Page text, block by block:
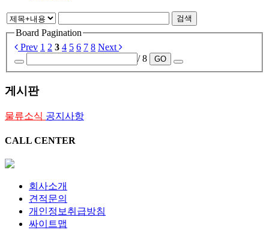
검색
Board Pagination
Prev 1 2 3 4 5 6 7 8 Next
/ 8
GO
게시판
물류소식 공지사항
CALL CENTER
회사소개
견적문의
개인정보취급방침
싸이트맵